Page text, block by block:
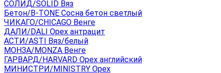
СОЛИД/SOLID Вяз
Бетон/B-TONE Сосна бетон светлый
ЧИКАГО/CHICAGO Венге
ДАЛИ/DALI Орех антрацит
АСТИ/ASTI Вяз/белый
МОНЗА/MONZA Венге
ГАРВАРД/HARVARD Орех английский
МИНИСТРИ/MINISTRY Орех